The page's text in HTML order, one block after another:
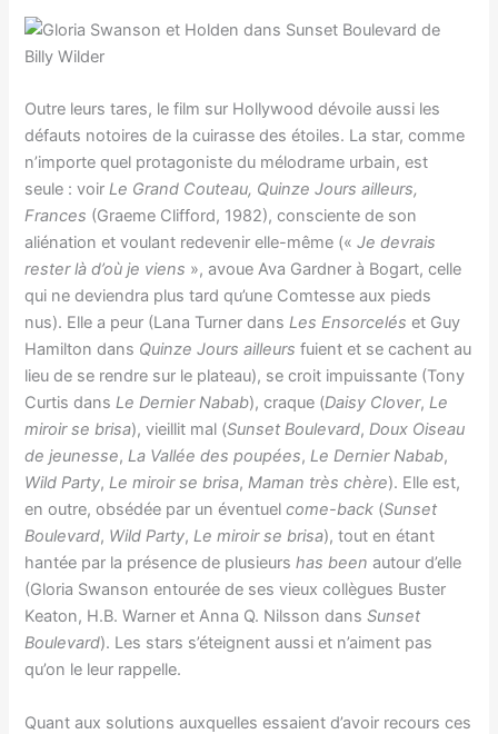
Outre leurs tares, le film sur Hollywood dévoile aussi les
défauts notoires de la cuirasse des étoiles. La star, comme
n’importe quel protagoniste du mélodrame urbain, est
seule : voirLe Grand Couteau, Quinze Jours ailleurs,
Frances (Graeme Clifford, 1982), consciente de son
aliénation et voulant redevenir elle-même («Je devrais
rester là d’où je viens », avoue Ava Gardner à Bogart, celle
qui ne deviendra plus tard qu’une Comtesse aux pieds
nus). Elle a peur (Lana Turner dansLes Ensorcelés et Guy
Hamilton dans Quinze Jours ailleursfuient et se cachent au
lieu de se rendre sur le plateau), se croit impuissante (Tony
Curtis dansLe Dernier Nabab), craque (Daisy Clover,Le
miroir se brisa), vieillit mal (Sunset Boulevard,Doux Oiseau
de jeunesse,La Vallée des poupées,Le Dernier Nabab,
Wild Party,Le miroir se brisa,Maman très chère). Elle est,
en outre, obsédée par un éventuelcome-back (Sunset
Boulevard, Wild Party,Le miroir se brisa), tout en étant
hantée par la présence de plusieurshas been autour d’elle
(Gloria Swanson entourée de ses vieux collègues Buster
Keaton, H.B. Warner et Anna Q. Nilsson dansSunset
Boulevard). Les stars s’éteignent aussi et n’aiment pas
qu’on le leur rappelle.
Quant aux solutions auxquelles essaient d’avoir recours ces